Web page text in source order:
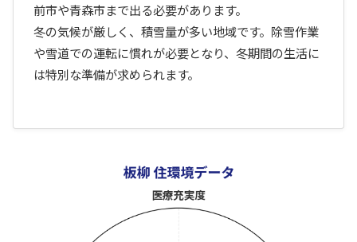
前市や青森市まで出る必要があります。
冬の気候が厳しく、積雪量が多い地域です。除雪作業
や雪道での運転に慣れが必要となり、冬期間の生活に
は特別な準備が求められます。